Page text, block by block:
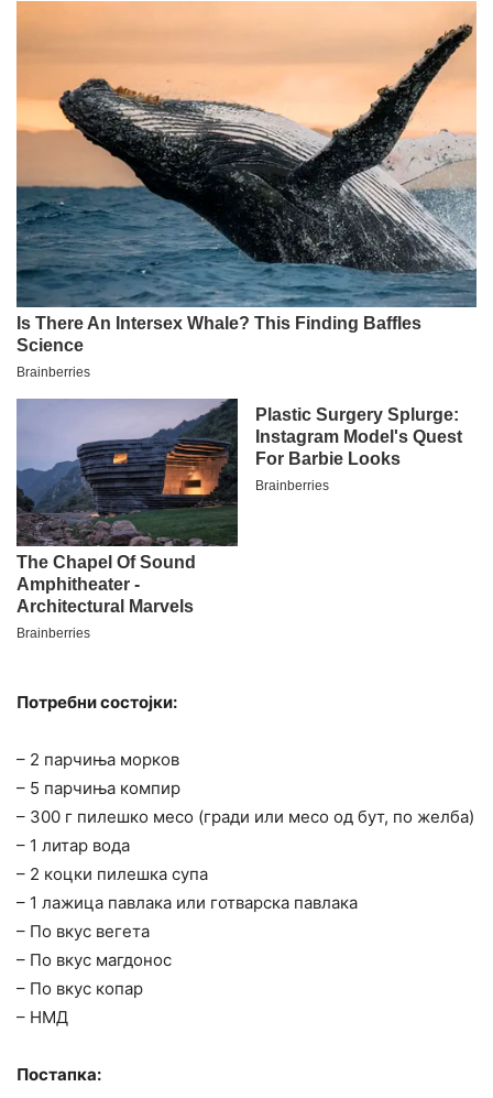
Потребни состојки:
– 2 парчиња морков
– 5 парчиња компир
– 300 г пилешко месо (гради или месо од бут, по желба)
– 1 литар вода
– 2 коцки пилешка супа
– 1 лажица павлака или готварска павлака
– По вкус вегета
– По вкус магдонос
– По вкус копар
– НМД
Постапка: